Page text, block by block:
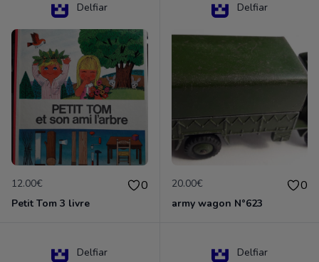
Delfiar
12.00€ 0
Petit Tom 3 livre
Delfiar
20.00€ 0
army wagon N°623
Delfiar Delfiar